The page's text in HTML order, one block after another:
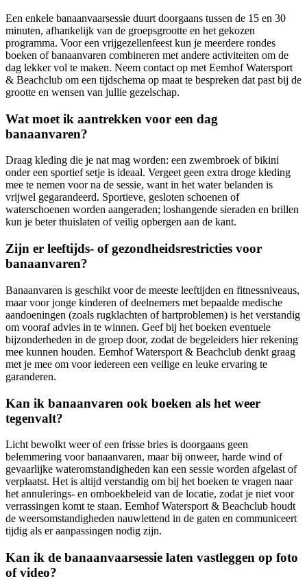
Een enkele banaanvaarsessie duurt doorgaans tussen de 15 en 30
minuten, afhankelijk van de groepsgrootte en het gekozen
programma. Voor een vrijgezellenfeest kun je meerdere rondes
boeken of banaanvaren combineren met andere activiteiten om de
dag lekker vol te maken. Neem contact op met Eemhof Watersport
& Beachclub om een tijdschema op maat te bespreken dat past bij de
grootte en wensen van jullie gezelschap.
Wat moet ik aantrekken voor een dag
banaanvaren?
Draag kleding die je nat mag worden: een zwembroek of bikini
onder een sportief setje is ideaal. Vergeet geen extra droge kleding
mee te nemen voor na de sessie, want in het water belanden is
vrijwel gegarandeerd. Sportieve, gesloten schoenen of
waterschoenen worden aangeraden; loshangende sieraden en brillen
kun je beter thuislaten of veilig opbergen aan de kant.
Zijn er leeftijds- of gezondheidsrestricties voor
banaanvaren?
Banaanvaren is geschikt voor de meeste leeftijden en fitnessniveaus,
maar voor jonge kinderen of deelnemers met bepaalde medische
aandoeningen (zoals rugklachten of hartproblemen) is het verstandig
om vooraf advies in te winnen. Geef bij het boeken eventuele
bijzonderheden in de groep door, zodat de begeleiders hier rekening
mee kunnen houden. Eemhof Watersport & Beachclub denkt graag
met je mee om voor iedereen een veilige en leuke ervaring te
garanderen.
Kan ik banaanvaren ook boeken als het weer
tegenvalt?
Licht bewolkt weer of een frisse bries is doorgaans geen
belemmering voor banaanvaren, maar bij onweer, harde wind of
gevaarlijke wateromstandigheden kan een sessie worden afgelast of
verplaatst. Het is altijd verstandig om bij het boeken te vragen naar
het annulerings- en omboekbeleid van de locatie, zodat je niet voor
verrassingen komt te staan. Eemhof Watersport & Beachclub houdt
de weersomstandigheden nauwlettend in de gaten en communiceert
tijdig als er aanpassingen nodig zijn.
Kan ik de banaanvaarsessie laten vastleggen op foto
of video?